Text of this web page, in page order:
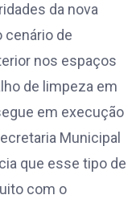
da nova
cenário de
nos espaços
de limpeza em
em execução
Municipal
que esse tipo de
com o